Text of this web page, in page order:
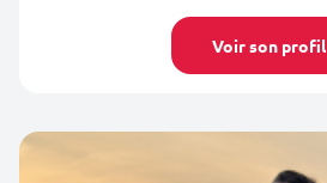
Voir son profil